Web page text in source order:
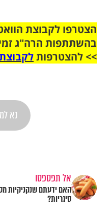
בהשתתפות הרה"ג
>> להצטרפות
אל תפספסו
האם ידעתם שנקניקיות
סיגריות?